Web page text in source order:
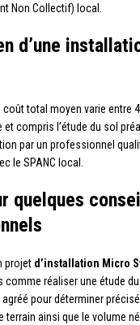
Non Collectif) local.
d’une
coût total moyen varie entre
et compris l’étude du sol
par un professionnel
le SPANC local.
quelques
projet d’installation Micro
comme réaliser une étude
agréé pour déterminer
terrain ainsi que le volume